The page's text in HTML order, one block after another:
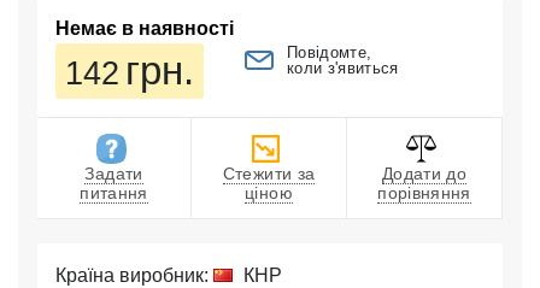
Немає в наявності
142 грн.
Повідомте,
коли з'явиться
Задати
питання
Стежити за
ціною
Додати до
порівняння
Країна виробник: КНР